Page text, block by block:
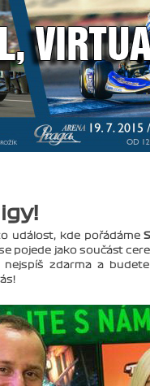
událost, kde pořádáme
pojede jako součást
zdarma a